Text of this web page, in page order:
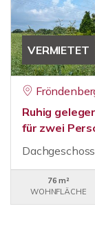
VERMIETET
Ruhig
für zwei
76 m²
WOHNFLÄCHE